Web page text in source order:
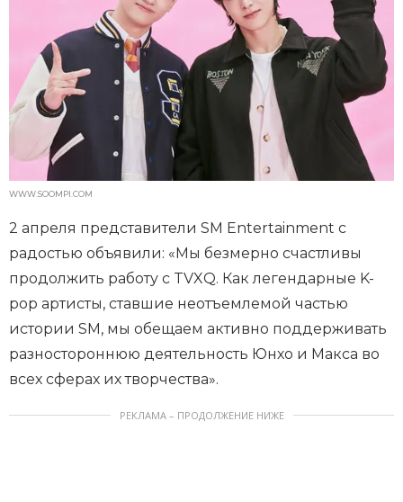
WWW.SOOMPI.COM
2 апреля представители SM Entertainment с
радостью объявили: «Мы безмерно счастливы
продолжить работу с TVXQ. Как легендарные K-
pop артисты, ставшие неотъемлемой частью
истории SM, мы обещаем активно поддерживать
разностороннюю деятельность Юнхо и Макса во
всех сферах их творчества».
РЕКЛАМА – ПРОДОЛЖЕНИЕ НИЖЕ